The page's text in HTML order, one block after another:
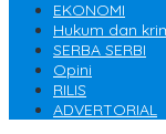
EKONOMI
Hukum dan
SERBA SERBI
Opini
RILIS
ADVERTORIAL